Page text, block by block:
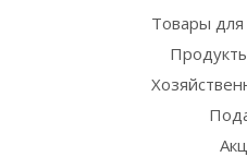
Товары для